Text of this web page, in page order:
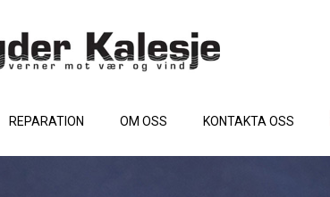
REPARATION OM OSS KONTAKTA OSS